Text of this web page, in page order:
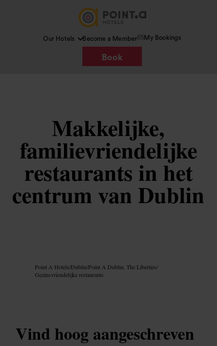
Our Hotels Become a Member My Bookings
Book
Makkelijke,
familievriendelijke
restaurants in het
centrum van Dublin
Point A Hotels/Dublin/Point A Dublin, The Liberties/
Gezinsvriendelijke restaurants
Vind hoog aangeschreven